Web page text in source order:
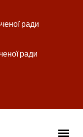
ради
ради